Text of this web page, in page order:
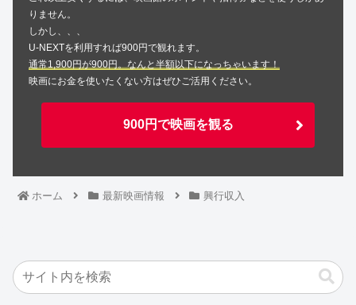
りません。
しかし、、、
U-NEXTを利用すれば900円で観れます。
通常1,900円が900円。なんと半額以下になっちゃいます！
映画にお金を使いたくない方はぜひご活用ください。
900円で映画を観る
ホーム 最新映画情報 興行収入